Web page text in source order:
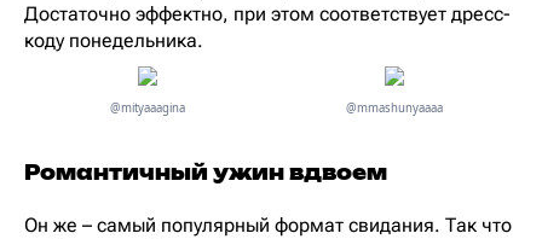
Достаточно эффектно, при этом соответствует дресс-
коду понедельника.
@mityaaagina @mmashunyaaaa
Романтичный ужин вдвоем
Он же – самый популярный формат свидания. Так что